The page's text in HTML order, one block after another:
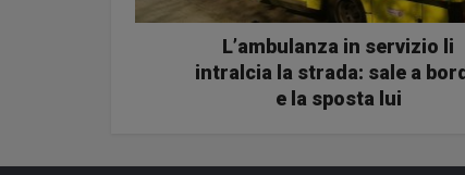
L’ambulanza in servizio li
intralcia la strada: sale a
e la sposta lui